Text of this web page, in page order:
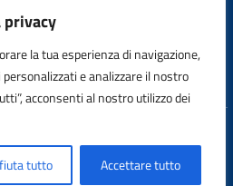
privacy
la tua esperienza di navigazione,
e analizzare il nostro
acconsenti al nostro utilizzo dei
tutto Accettare tutto